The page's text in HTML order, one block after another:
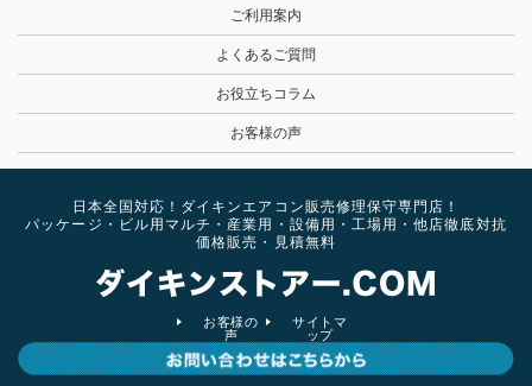
ご利用案内
よくあるご質問
お役立ちコラム
お客様の声
日本全国対応！ダイキンエアコン販売修理保守専門店！
パッケージ・ビル用マルチ・産業用・設備用・工場用・他店徹底対抗
価格販売・見積無料
お客様の
声
サイトマ
ップ